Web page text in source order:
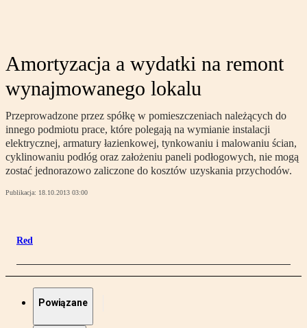
Amortyzacja a wydatki na remont
wynajmowanego lokalu
Przeprowadzone przez spółkę w pomieszczeniach należących do
innego podmiotu prace, które polegają na wymianie instalacji
elektrycznej, armatury łazienkowej, tynkowaniu i malowaniu ścian,
cyklinowaniu podłóg oraz założeniu paneli podłogowych, nie mogą
zostać jednorazowo zaliczone do kosztów uzyskania przychodów.
Publikacja: 18.10.2013 03:00
Red
Powiązane